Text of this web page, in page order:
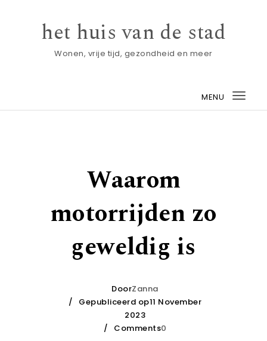
het huis van de stad
Wonen, vrije tijd, gezondheid en meer
MENU
Waarom
motorrijden zo
geweldig is
DoorZanna
Gepubliceerd op11 November
2023
Comments0